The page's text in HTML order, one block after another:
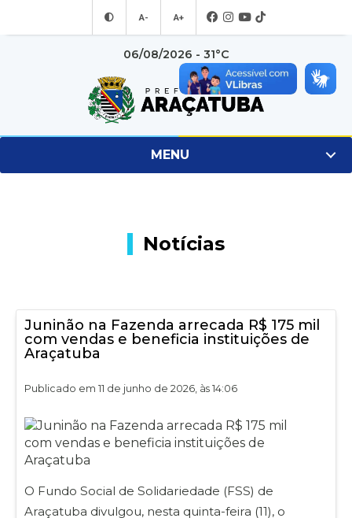
A- A+
06/08/2026 - 31°C
MENU
Notícias
Juninão na Fazenda arrecada R$ 175 mil
com vendas e beneficia instituições de
Araçatuba
Publicado em 11 de junho de 2026, às 14:06
O Fundo Social de Solidariedade (FSS) de
Araçatuba divulgou, nesta quinta-feira (11), o